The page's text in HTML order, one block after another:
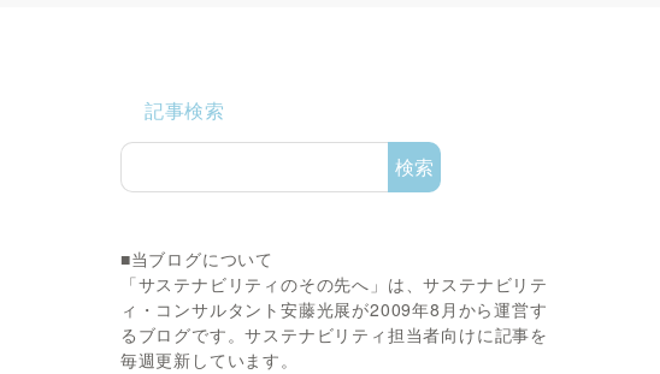
記事検索
検索
■当ブログについて
「サステナビリティのその先へ」は、サステナビリテ
ィ・コンサルタント安藤光展が2009年8月から運営す
るブログです。サステナビリティ担当者向けに記事を
毎週更新しています。